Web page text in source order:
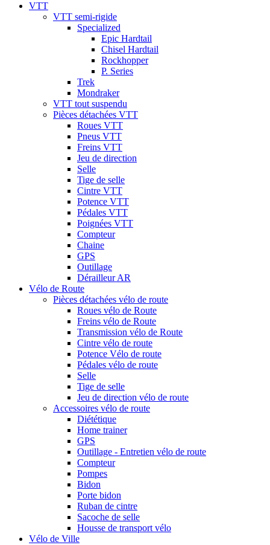
VTT
VTT semi-rigide
Specialized
Epic Hardtail
Chisel Hardtail
Rockhopper
P. Series
Trek
Mondraker
VTT tout suspendu
Pièces détachées VTT
Roues VTT
Pneus VTT
Freins VTT
Jeu de direction
Selle
Tige de selle
Cintre VTT
Potence VTT
Pédales VTT
Poignées VTT
Compteur
Chaine
GPS
Outillage
Dérailleur AR
Vélo de Route
Pièces détachées vélo de route
Roues vélo de Route
Freins vélo de Route
Transmission vélo de Route
Cintre vélo de route
Potence Vélo de route
Pédales vélo de route
Selle
Tige de selle
Jeu de direction vélo de route
Accessoires vélo de route
Diététique
Home trainer
GPS
Outillage - Entretien vélo de route
Compteur
Pompes
Bidon
Porte bidon
Ruban de cintre
Sacoche de selle
Housse de transport vélo
Vélo de Ville